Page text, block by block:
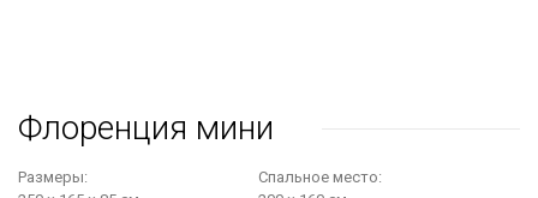
Флоренция мини
Размеры:
Cпальное место: